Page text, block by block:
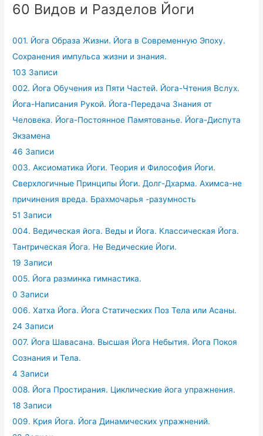
60 Видов и Разделов Йоги
001. Йога Образа Жизни. Йога в Современную Эпоху.
Сохранения импульса жизни и знания.
103 Записи
002. Йога Обучения из Пяти Частей. Йога-Чтения Вслух.
Йога-Написания Рукой. Йога-Передача Знания от
Человека. Йога-Постоянное Памятованье. Йога-Диспута
Экзамена
46 Записи
003. Аксиоматика Йоги. Теория и Философия Йоги.
Сверхлогичные Принципы Йоги. Долг-Дхарма. Ахимса-не
причинения вреда. Брахмочарья -разумность
51 Записи
004. Ведическая йога. Веды и Йога. Классическая Йога.
Тантрическая Йога. Не Ведические Йоги.
19 Записи
005. Йога разминка гимнастика.
0 Записи
006. Хатха Йога. Йога Статических Поз Тела или Асаны.
24 Записи
007. Йога Шавасана. Высшая Йога Небытия. Йога Покоя
Сознания и Тела.
4 Записи
008. Йога Простирания. Циклические йога упражнения.
18 Записи
009. Крия Йога. Йога Динамических упражнений.